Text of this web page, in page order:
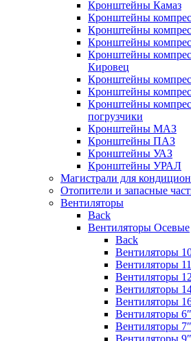
Кронштейны Камаз
Кронштейны
Кронштейны
Кронштейны
Кронштейны
Кировец
Кронштейны
Кронштейны
Кронштейны
погрузчики
Кронштейны МАЗ
Кронштейны ПАЗ
Кронштейны УАЗ
Кронштейны УРАЛ
Магистрали для
Отопители и запасные
Вентиляторы
Back
Вентиляторы Осевые
Back
Вентиляторы
Вентиляторы
Вентиляторы
Вентиляторы
Вентиляторы
Вентиляторы 6″
Вентиляторы 7″
Вентиляторы 9″